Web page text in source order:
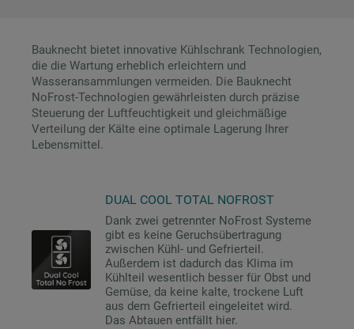
Bauknecht bietet innovative Kühlschrank Technologien,
die die Wartung erheblich erleichtern und
Wasseransammlungen vermeiden. Die Bauknecht
NoFrost-Technologien gewährleisten durch präzise
Steuerung der Luftfeuchtigkeit und gleichmäßige
Verteilung der Kälte eine optimale Lagerung Ihrer
Lebensmittel.
DUAL COOL TOTAL NOFROST
Dank zwei getrennter NoFrost Systeme
gibt es keine Geruchsübertragung
zwischen Kühl- und Gefrierteil.
Außerdem ist dadurch das Klima im
Kühlteil wesentlich besser für Obst und
Gemüse, da keine kalte, trockene Luft
aus dem Gefrierteil eingeleitet wird.
Das Abtauen entfällt hier.
Cookies akzeptieren" klicken, stimmen Sie
der Verwendung all unserer Cookies und
der Weitergabe Ihrer Daten an unsere
Drittanbieter für solche Zwecke zu. Wenn
Sie Ihre Präferenzen festlegen möchten,
klicken Sie auf die Schaltfläche "Cookie
Informationen" . Wenn Sie auf "Nur
erforderliche Cookies" klicken, werden
lediglich unbedingt erforderliche Cookis
gesetzt. Mehr Informationen
https://www.bauknecht.de/seiten/nutzung-
von-cookies